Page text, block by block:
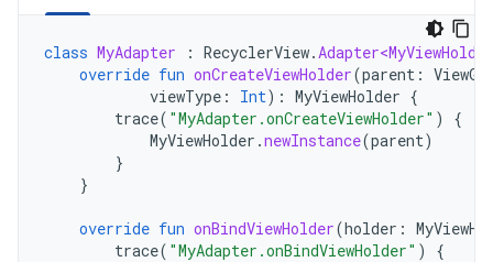
class MyAdapter : RecyclerView.
override fun onCreateViewHolder(parent :
viewType : Int): MyViewHolder {
trace( "MyAdapter.onCreateViewHolder" )
{
MyViewHolder .newInstance(parent)
}
}
override fun onBindViewHolder(holder :
trace( "MyAdapter.onBindViewHolder" )
{